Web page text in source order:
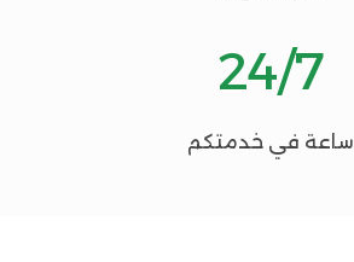
24/7
ساعة في خدمتكم